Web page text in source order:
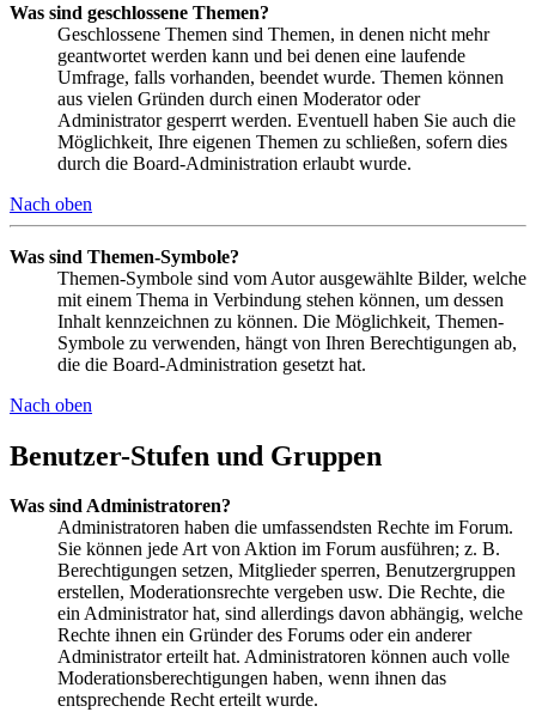
Was sind geschlossene Themen?
Geschlossene Themen sind Themen, in denen nicht mehr
geantwortet werden kann und bei denen eine laufende
Umfrage, falls vorhanden, beendet wurde. Themen können
aus vielen Gründen durch einen Moderator oder
Administrator gesperrt werden. Eventuell haben Sie auch die
Möglichkeit, Ihre eigenen Themen zu schließen, sofern dies
durch die Board-Administration erlaubt wurde.
Nach oben
Was sind Themen-Symbole?
Themen-Symbole sind vom Autor ausgewählte Bilder, welche
mit einem Thema in Verbindung stehen können, um dessen
Inhalt kennzeichnen zu können. Die Möglichkeit, Themen-
Symbole zu verwenden, hängt von Ihren Berechtigungen ab,
die die Board-Administration gesetzt hat.
Nach oben
Benutzer-Stufen und Gruppen
Was sind Administratoren?
Administratoren haben die umfassendsten Rechte im Forum.
Sie können jede Art von Aktion im Forum ausführen; z. B.
Berechtigungen setzen, Mitglieder sperren, Benutzergruppen
erstellen, Moderationsrechte vergeben usw. Die Rechte, die
ein Administrator hat, sind allerdings davon abhängig, welche
Rechte ihnen ein Gründer des Forums oder ein anderer
Administrator erteilt hat. Administratoren können auch volle
Moderationsberechtigungen haben, wenn ihnen das
entsprechende Recht erteilt wurde.